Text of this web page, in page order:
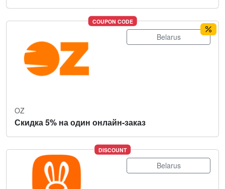
COUPON CODE
Belarus
OZ
Скидка 5% на один онлайн-заказ
DISCOUNT
Belarus